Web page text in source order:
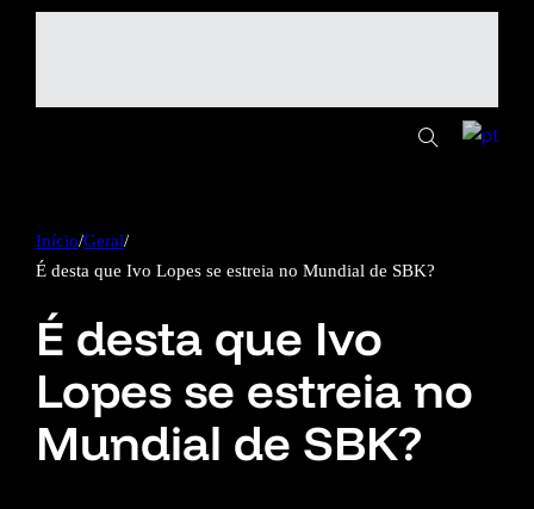
Início/Geral/
É desta que Ivo Lopes se estreia no Mundial de SBK?
É desta que Ivo
Lopes se estreia no
Mundial de SBK?